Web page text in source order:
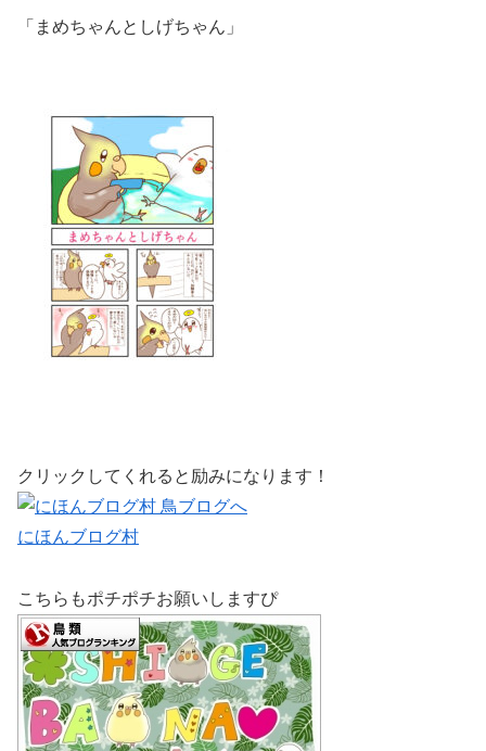
「まめちゃんとしげちゃん」
クリックしてくれると励みになります！
にほんブログ村
こちらもポチポチお願いしますぴ